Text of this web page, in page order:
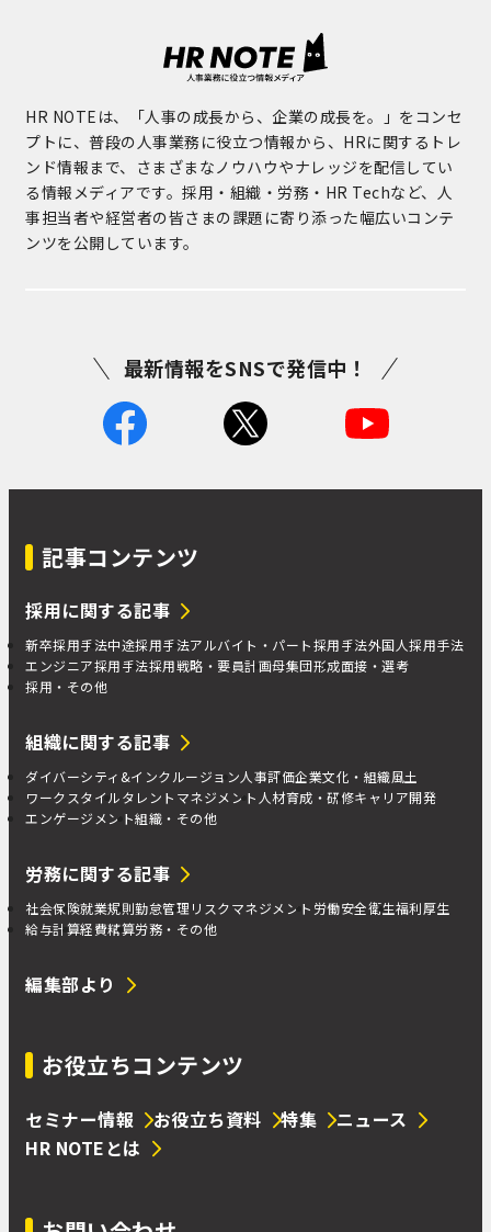
HR NOTEは、「人事の成長から、企業の成長を。」をコンセ
プトに、普段の人事業務に役立つ情報から、HRに関するトレ
ンド情報まで、さまざまなノウハウやナレッジを配信してい
る情報メディアです。採用・組織・労務・HR Techなど、人
事担当者や経営者の皆さまの課題に寄り添った幅広いコンテ
ンツを公開しています。
最新情報をSNSで発信中！
記事コンテンツ
採用に関する記事
新卒採用手法中途採用手法アルバイト・パート採用手法外国人採用手法
エンジニア採用手法採用戦略・要員計画母集団形成面接・選考
採用・その他
組織に関する記事
ダイバーシティ&インクルージョン人事評価企業文化・組織風土
ワークスタイルタレントマネジメント 人材育成・研修キャリア開発
エンゲージメント組織・その他
労務に関する記事
社会保険就業規則勤怠管理 リスクマネジメント 労働安全衛生福利厚生
給与計算経費精算労務・その他
編集部より
お役立ちコンテンツ
セミナー情報 お役立ち資料 特集
ニュース
HR NOTEとは